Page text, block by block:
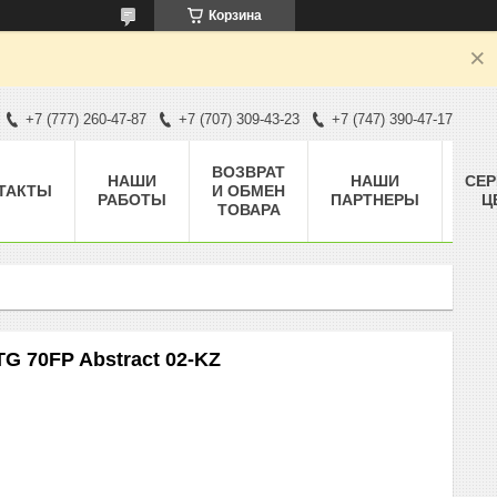
Корзина
+7 (777) 260-47-87 +7 (707) 309-43-23 +7 (747) 390-47-17
НАШИ
РАБОТЫ
ВОЗВРАТ
И ОБМЕН
ТОВАРА
НАШИ
ПАРТНЕРЫ
70FP Abstract 02-KZ